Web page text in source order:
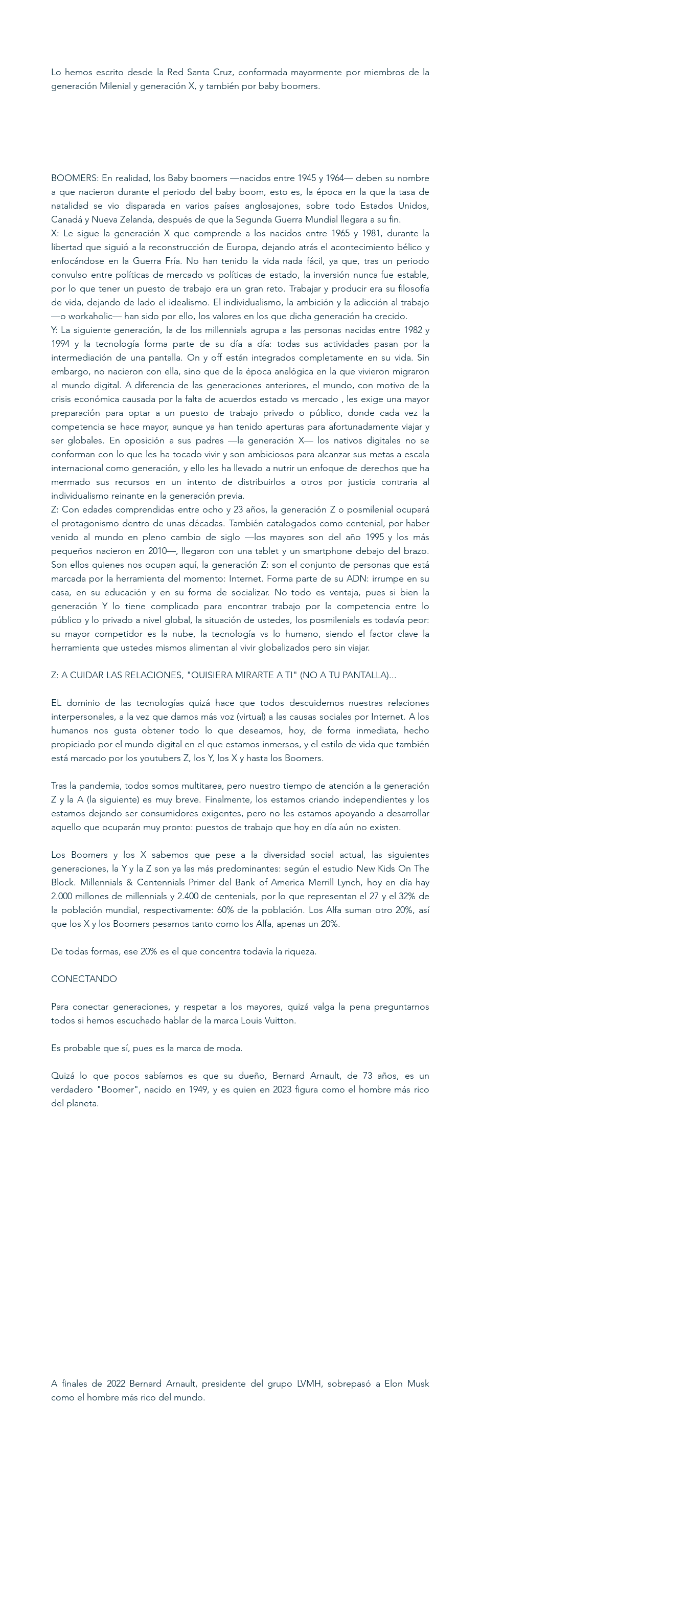
Lo hemos escrito desde la Red Santa Cruz, conformada mayormente por miembros de la
generación Milenial y generación X, y también por baby boomers.
BOOMERS: En realidad, los Baby boomers —nacidos entre 1945 y 1964— deben su nombre
a que nacieron durante el periodo del baby boom, esto es, la época en la que la tasa de
natalidad se vio disparada en varios países anglosajones, sobre todo Estados Unidos,
Canadá y Nueva Zelanda, después de que la Segunda Guerra Mundial llegara a su fin.
X: Le sigue la generación X que comprende a los nacidos entre 1965 y 1981, durante la
libertad que siguió a la reconstrucción de Europa, dejando atrás el acontecimiento bélico y
enfocándose en la Guerra Fría. No han tenido la vida nada fácil, ya que, tras un periodo
convulso entre políticas de mercado vs políticas de estado, la inversión nunca fue estable,
por lo que tener un puesto de trabajo era un gran reto. Trabajar y producir era su filosofía
de vida, dejando de lado el idealismo. El individualismo, la ambición y la adicción al trabajo
—o workaholic— han sido por ello, los valores en los que dicha generación ha crecido.
Y: La siguiente generación, la de los millennials agrupa a las personas nacidas entre 1982 y
1994 y la tecnología forma parte de su día a día: todas sus actividades pasan por la
intermediación de una pantalla. On y off están integrados completamente en su vida. Sin
embargo, no nacieron con ella, sino que de la época analógica en la que vivieron migraron
al mundo digital. A diferencia de las generaciones anteriores, el mundo, con motivo de la
crisis económica causada por la falta de acuerdos estado vs mercado , les exige una mayor
preparación para optar a un puesto de trabajo privado o público, donde cada vez la
competencia se hace mayor, aunque ya han tenido aperturas para afortunadamente viajar y
ser globales. En oposición a sus padres —la generación X— los nativos digitales no se
conforman con lo que les ha tocado vivir y son ambiciosos para alcanzar sus metas a escala
internacional como generación, y ello les ha llevado a nutrir un enfoque de derechos que ha
mermado sus recursos en un intento de distribuirlos a otros por justicia contraria al
individualismo reinante en la generación previa.
Z: Con edades comprendidas entre ocho y 23 años, la generación Z o posmilenial ocupará
el protagonismo dentro de unas décadas. También catalogados como centenial, por haber
venido al mundo en pleno cambio de siglo —los mayores son del año 1995 y los más
pequeños nacieron en 2010—, llegaron con una tablet y un smartphone debajo del brazo.
Son ellos quienes nos ocupan aquí, la generación Z: son el conjunto de personas que está
marcada por la herramienta del momento: Internet. Forma parte de su ADN: irrumpe en su
casa, en su educación y en su forma de socializar. No todo es ventaja, pues si bien la
generación Y lo tiene complicado para encontrar trabajo por la competencia entre lo
público y lo privado a nivel global, la situación de ustedes, los posmilenials es todavía peor:
su mayor competidor es la nube, la tecnología vs lo humano, siendo el factor clave la
herramienta que ustedes mismos alimentan al vivir globalizados pero sin viajar.
Z: A CUIDAR LAS RELACIONES, "QUISIERA MIRARTE A TI" (NO A TU PANTALLA)...
EL dominio de las tecnologías quizá hace que todos descuidemos nuestras relaciones
interpersonales, a la vez que damos más voz (virtual) a las causas sociales por Internet. A los
humanos nos gusta obtener todo lo que deseamos, hoy, de forma inmediata, hecho
propiciado por el mundo digital en el que estamos inmersos, y el estilo de vida que también
está marcado por los youtubers Z, los Y, los X y hasta los Boomers.
Tras la pandemia, todos somos multitarea, pero nuestro tiempo de atención a la generación
Z y la A (la siguiente) es muy breve. Finalmente, los estamos criando independientes y los
estamos dejando ser consumidores exigentes, pero no les estamos apoyando a desarrollar
aquello que ocuparán muy pronto: puestos de trabajo que hoy en día aún no existen.
Los Boomers y los X sabemos que pese a la diversidad social actual, las siguientes
generaciones, la Y y la Z son ya las más predominantes: según el estudio New Kids On The
Block. Millennials & Centennials Primer del Bank of America Merrill Lynch, hoy en día hay
2.000 millones de millennials y 2.400 de centenials, por lo que representan el 27 y el 32% de
la población mundial, respectivamente: 60% de la población. Los Alfa suman otro 20%, así
que los X y los Boomers pesamos tanto como los Alfa, apenas un 20%.
De todas formas, ese 20% es el que concentra todavía la riqueza.
CONECTANDO
Para conectar generaciones, y respetar a los mayores, quizá valga la pena preguntarnos
todos si hemos escuchado hablar de la marca Louis Vuitton.
Es probable que sí, pues es la marca de moda.
Quizá lo que pocos sabíamos es que su dueño, Bernard Arnault, de 73 años, es un
verdadero "Boomer", nacido en 1949, y es quien en 2023 figura como el hombre más rico
del planeta.
A finales de 2022 Bernard Arnault, presidente del grupo LVMH, sobrepasó a Elon Musk
como el hombre más rico del mundo.